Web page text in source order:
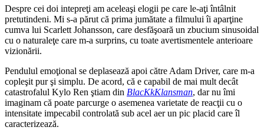
Despre cei doi intepreţi am aceleaşi elogii pe care le-aţi întâlnit
pretutindeni. Mi s-a părut că prima jumătate a filmului îi aparţine
cumva lui Scarlett Johansson, care desfăşoară un zbucium sinusoidal
cu o naturaleţe care m-a surprins, cu toate avertismentele anterioare
vizionării.
Pendulul emoţional se deplasează apoi către Adam Driver, care m-a
copleşit pur şi simplu. De acord, că e capabil de mai mult decât
catastrofalul Kylo Ren ştiam din BlacKkKlansman, dar nu îmi
imaginam că poate parcurge o asemenea varietate de reacţii cu o
intensitate impecabil controlată sub acel aer un pic placid care îl
caracterizează.